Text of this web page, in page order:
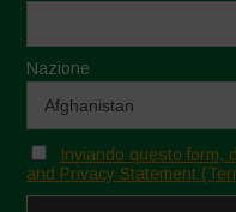
Nazione
Inviando questo form,
and Privacy Statement